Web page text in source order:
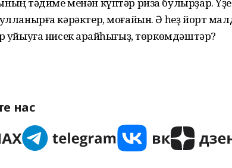
кәрәктер, моғайын. Ә һеҙ йорт
ҡуйыуға нисек ҡарайһығыҙ, төркөмдәштәр?
нас